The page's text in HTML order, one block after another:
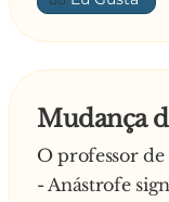
Mudança
O professor de
- Anástrofe